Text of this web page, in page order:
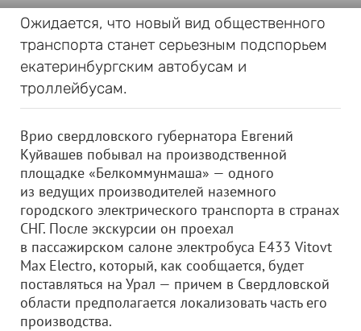
Ожидается, что новый вид общественного
транспорта станет серьезным подспорьем
екатеринбургским автобусам и
троллейбусам.
Врио свердловского губернатора Евгений
Куйвашев побывал на производственной
площадке «Белкоммунмаша» — одного
из ведущих производителей наземного
городского электрического транспорта в странах
СНГ. После экскурсии он проехал
в пассажирском салоне электробуса Е433 Vitovt
Max Electro, который, как сообщается, будет
поставляться на Урал — причем в Свердловской
области предполагается локализовать часть его
производства.